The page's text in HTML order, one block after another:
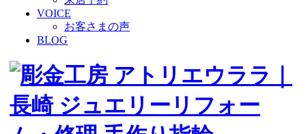
VOICE
お客さまの声
BLOG